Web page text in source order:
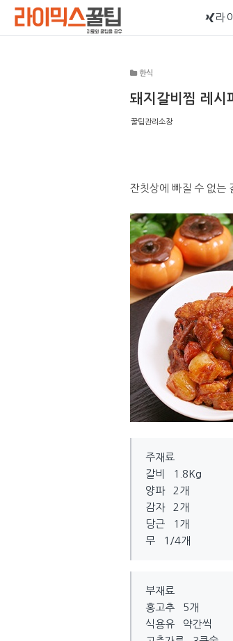
라
한식
돼지갈비찜 레시
꿀팁관리소장
잔칫상에 빠질 수 없는
주재료
갈비 1.8Kg
양파 2개
감자 2개
당근 1개
무 1/4개
부재료
홍고추 5개
식용유 약간씩
Sketchbook5, 스케치북5